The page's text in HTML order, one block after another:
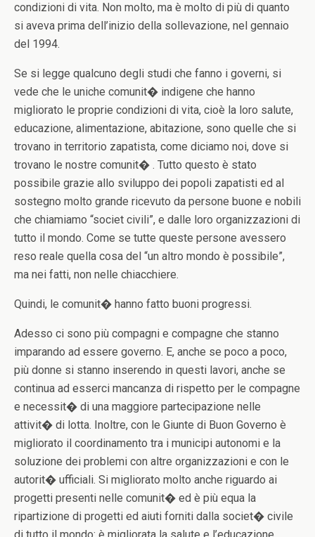
condizioni di vita. Non molto, ma è molto di più di quanto
si aveva prima dell’inizio della sollevazione, nel gennaio
del 1994.
Se si legge qualcuno degli studi che fanno i governi, si
vede che le uniche comunit� indigene che hanno
migliorato le proprie condizioni di vita, cioè la loro salute,
educazione, alimentazione, abitazione, sono quelle che si
trovano in territorio zapatista, come diciamo noi, dove si
trovano le nostre comunit� . Tutto questo è stato
possibile grazie allo sviluppo dei popoli zapatisti ed al
sostegno molto grande ricevuto da persone buone e nobili
che chiamiamo “societ civili”, e dalle loro organizzazioni di
tutto il mondo. Come se tutte queste persone avessero
reso reale quella cosa del “un altro mondo è possibile”,
ma nei fatti, non nelle chiacchiere.
Quindi, le comunit� hanno fatto buoni progressi.
Adesso ci sono più compagni e compagne che stanno
imparando ad essere governo. E, anche se poco a poco,
più donne si stanno inserendo in questi lavori, anche se
continua ad esserci mancanza di rispetto per le compagne
e necessit� di una maggiore partecipazione nelle
attivit� di lotta. Inoltre, con le Giunte di Buon Governo è
migliorato il coordinamento tra i municipi autonomi e la
soluzione dei problemi con altre organizzazioni e con le
autorit� ufficiali. Si migliorato molto anche riguardo ai
progetti presenti nelle comunit� ed è più equa la
ripartizione di progetti ed aiuti forniti dalla societ� civile